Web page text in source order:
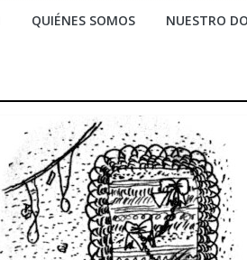
QUIÉNES SOMOS NUESTRO